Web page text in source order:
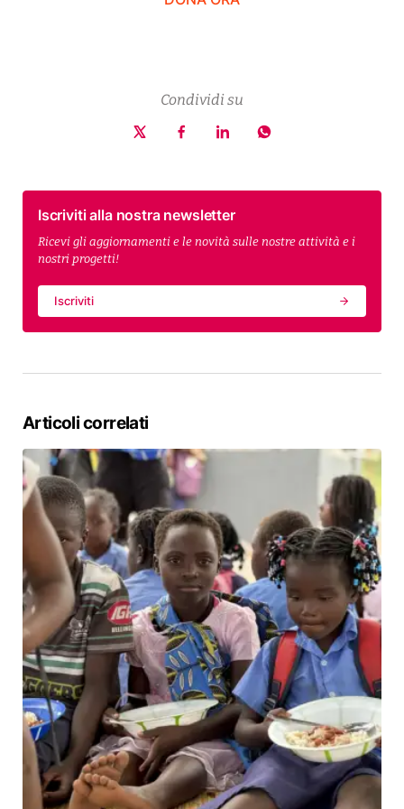
Iscriviti alla nostra newsletter
Ricevi gli aggiornamenti e le novità sulle nostre attività e i
nostri progetti!
Iscriviti
Condividi su
Articoli correlati